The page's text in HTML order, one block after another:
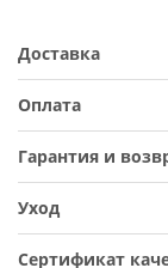
Доставка
Оплата
Гарантия и
Уход
Сертификат